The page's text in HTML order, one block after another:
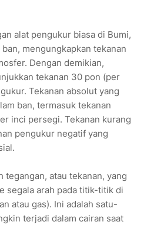
alat pengukur biasa di Bumi,
mengungkapkan tekanan
Dengan demikian,
tekanan 30 pon (per
Tekanan absolut yang
ban, termasuk tekanan
inci persegi. Tekanan kurang
pengukur negatif yang
tegangan, atau tekanan, yang
segala arah pada titik-titik di
atau gas). Ini adalah satu-
terjadi dalam cairan saat